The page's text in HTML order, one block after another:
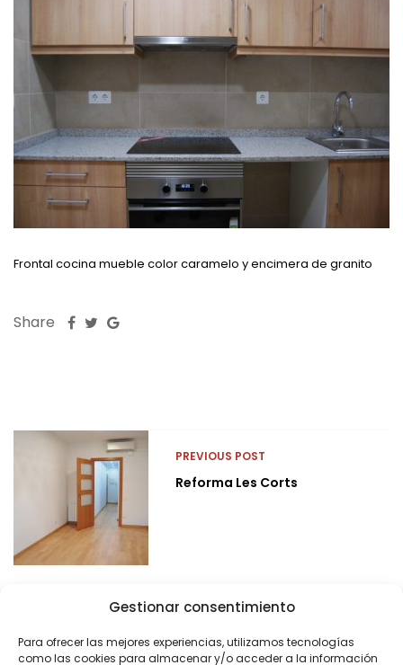
Gestionar consentimiento
Para ofrecer las mejores experiencias, utilizamos tecnologías
como las cookies para almacenar y/o acceder a la información
Frontal cocina mueble color caramelo y encimera de granito
Share
PREVIOUS POST
Reforma Les Corts